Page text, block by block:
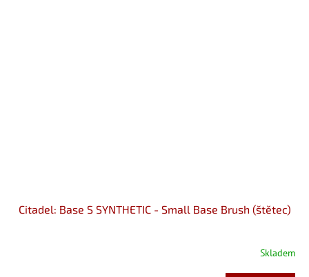
Citadel: Base S SYNTHETIC - Small Base Brush (štětec)
Skladem